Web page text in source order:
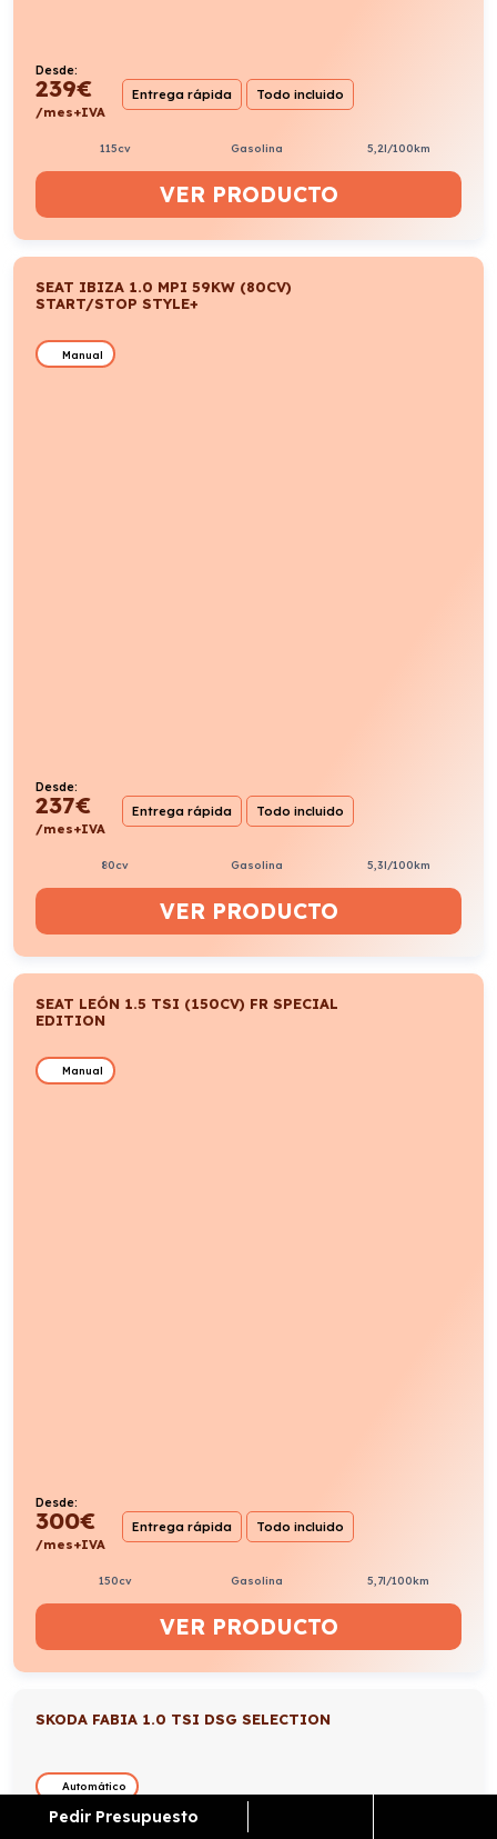
Desde:
239€
/mes+IVA
Entrega rápida Todo incluido
115cv Gasolina 5,2l/100km
VER PRODUCTO
SEAT IBIZA 1.0 MPI 59KW (80CV)
START/STOP STYLE+
Manual
Desde:
237€
/mes+IVA
Entrega rápida Todo incluido
80cv Gasolina 5,3l/100km
VER PRODUCTO
SEAT LEÓN 1.5 TSI (150CV) FR SPECIAL
EDITION
Manual
Desde:
300€
/mes+IVA
Entrega rápida Todo incluido
150cv Gasolina 5,7l/100km
VER PRODUCTO
SKODA FABIA 1.0 TSI DSG SELECTION
Automático
Pedir Presupuesto